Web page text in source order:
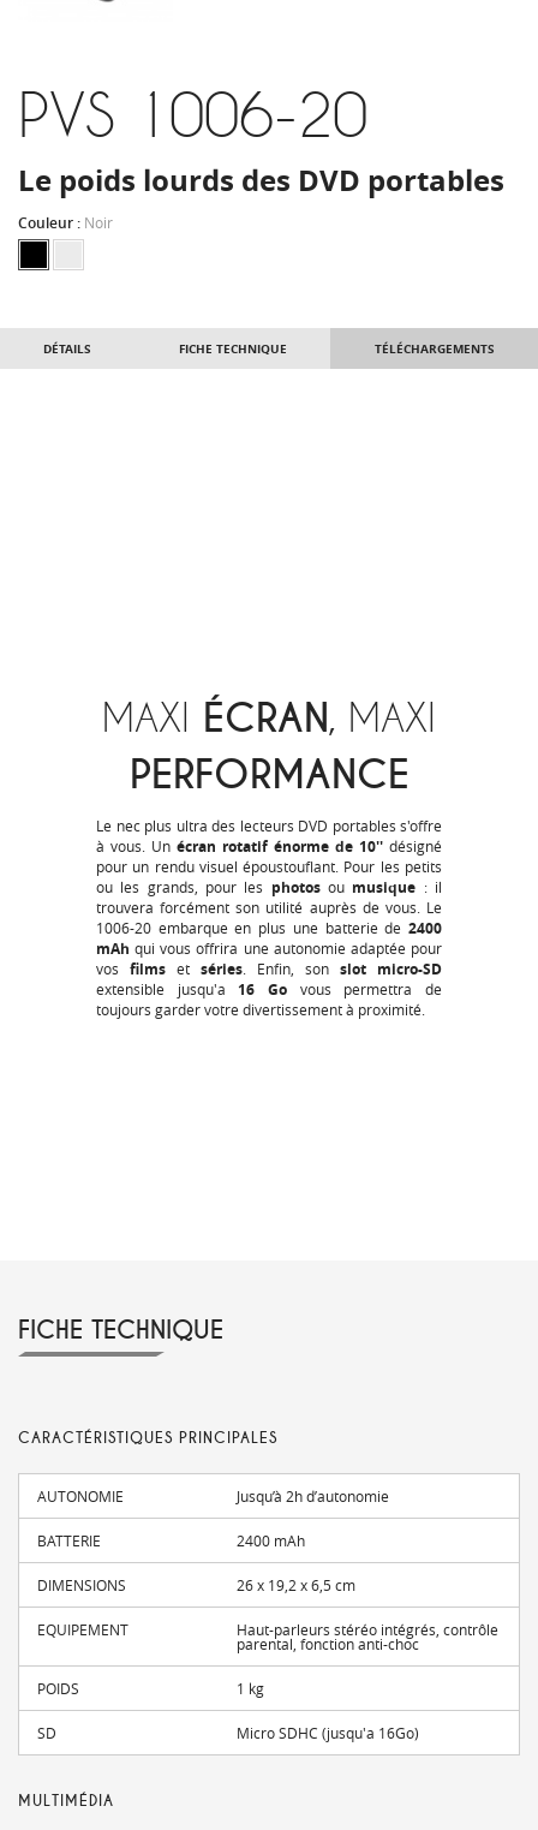
PVS 1006-20
Le poids lourds des DVD portables
Couleur : Noir
DÉTAILS FICHE TECHNIQUE TÉLÉCHARGEMENTS
MAXI ÉCRAN, MAXI
PERFORMANCE
Le nec plus ultra des lecteurs DVD portables s'offre
à vous. Un écran rotatif énorme de 10'' désigné
pour un rendu visuel époustouflant. Pour les petits
ou les grands, pour les photosou musique : il
trouvera forcément son utilité auprès de vous. Le
1006-20 embarque en plus une batterie de 2400
mAh qui vous offrira une autonomie adaptée pour
vos films et séries. Enfin, son slot micro-SD
extensible jusqu'a 16 Go vous permettra de
toujours garder votre divertissement à proximité.
FICHE TECHNIQUE
CARACTÉRISTIQUES PRINCIPALES
AUTONOMIE Jusqu’à 2h d’autonomie
BATTERIE 2400 mAh
DIMENSIONS 26 x 19,2 x 6,5 cm
EQUIPEMENT Haut-parleurs stéréo intégrés, contrôle
parental, fonction anti-choc
POIDS 1 kg
SD Micro SDHC (jusqu'a 16Go)
MULTIMÉDIA